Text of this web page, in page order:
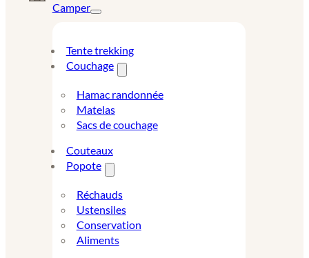
Camper
Tente trekking
Couchage
Hamac randonnée
Matelas
Sacs de couchage
Couteaux
Popote
Réchauds
Ustensiles
Conservation
Aliments